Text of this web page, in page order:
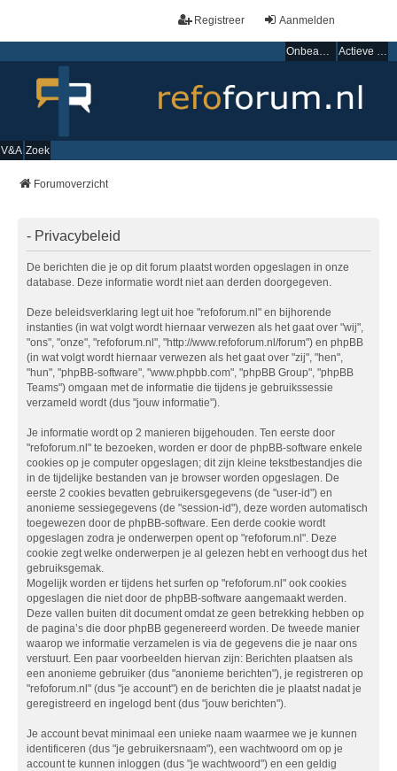
Aanmelden
Registreer
Onbeantwoorde onderwerpen Actieve onderwerpen
V&A Zoek
Forumoverzicht
- Privacybeleid
De berichten die je op dit forum plaatst worden opgeslagen in onze
database. Deze informatie wordt niet aan derden doorgegeven.
Deze beleidsverklaring legt uit hoe "refoforum.nl" en bijhorende
instanties (in wat volgt wordt hiernaar verwezen als het gaat over "wij",
"ons", "onze", "refoforum.nl", "http://www.refoforum.nl/forum") en phpBB
(in wat volgt wordt hiernaar verwezen als het gaat over "zij", "hen",
"hun", "phpBB-software", "www.phpbb.com", "phpBB Group", "phpBB
Teams") omgaan met de informatie die tijdens je gebruikssessie
verzameld wordt (dus "jouw informatie").
Je informatie wordt op 2 manieren bijgehouden. Ten eerste door
"refoforum.nl" te bezoeken, worden er door de phpBB-software enkele
cookies op je computer opgeslagen; dit zijn kleine tekstbestandjes die
in de tijdelijke bestanden van je browser worden opgeslagen. De
eerste 2 cookies bevatten gebruikersgegevens (de "user-id") en
anonieme sessiegegevens (de "session-id"), deze worden automatisch
toegewezen door de phpBB-software. Een derde cookie wordt
opgeslagen zodra je onderwerpen opent op "refoforum.nl". Deze
cookie zegt welke onderwerpen je al gelezen hebt en verhoogt dus het
gebruiksgemak.
Mogelijk worden er tijdens het surfen op "refoforum.nl" ook cookies
opgeslagen die niet door de phpBB-software aangemaakt werden.
Deze vallen buiten dit document omdat ze geen betrekking hebben op
de pagina’s die door phpBB gegenereerd worden. De tweede manier
waarop we informatie verzamelen is via de gegevens die je naar ons
verstuurt. Een paar voorbeelden hiervan zijn: Berichten plaatsen als
een anonieme gebruiker (dus "anonieme berichten"), je registreren op
"refoforum.nl" (dus "je account") en de berichten die je plaatst nadat je
geregistreerd en ingelogd bent (dus "jouw berichten").
Je account bevat minimaal een unieke naam waarmee we je kunnen
identificeren (dus "je gebruikersnaam"), een wachtwoord om op je
account te kunnen inloggen (dus "je wachtwoord") en een geldig